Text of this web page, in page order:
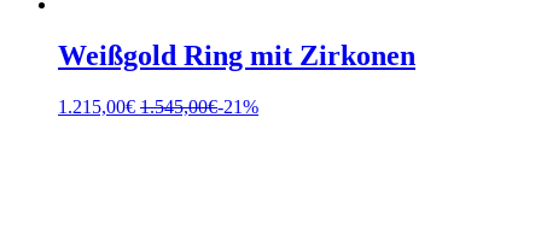
Weißgold Ring mit Zirkonen
1.215,00€ 1.545,00€-21%